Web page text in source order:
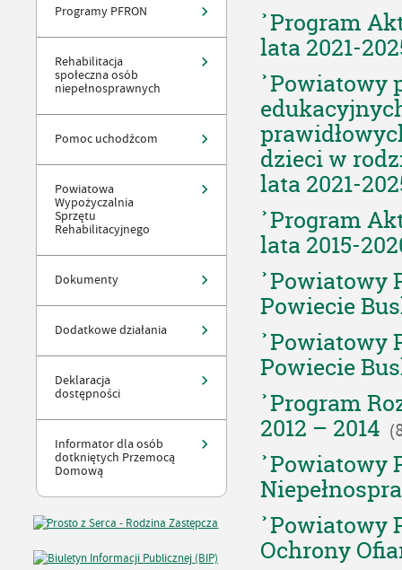
Programy PFRON
Rehabilitacja
społeczna osób
niepełnosprawnych
Pomoc uchodźcom
Powiatowa
Wypożyczalnia
Sprzętu
Rehabilitacyjnego
Dokumenty
Dodatkowe działania
Deklaracja
dostępności
Informator dla osób
dotkniętych Przemocą
Domową
Program
lata 2021-
Powiatowy
dzieci w
lata 2021-
Program
lata 2015-
Powiatowy
Powiecie
Powiatowy
Powiecie
Program
2012 – 2014
Powiatowy
Powiatowy
Ochrony